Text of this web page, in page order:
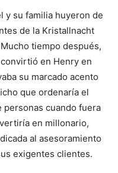
y su familia huyeron de
de la Kristallnacht
tiempo después,
en Henry en
su marcado acento
que ordenaría el
cuando fuera
en millonario,
al asesoramiento
exigentes clientes.